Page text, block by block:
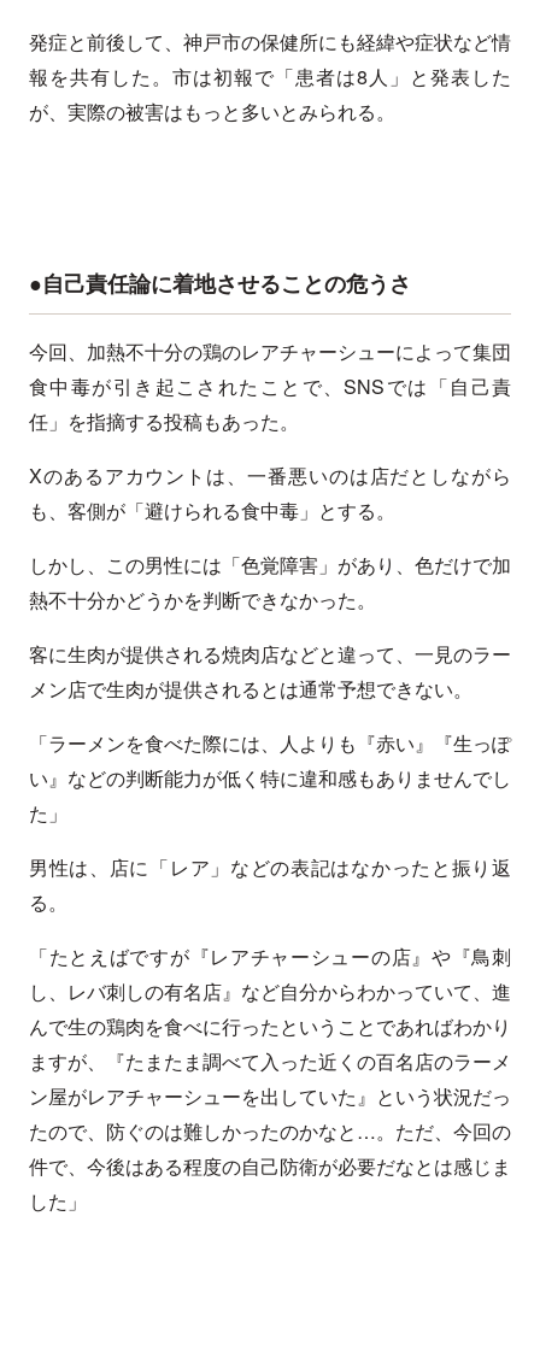
発症と前後して、神戸市の保健所にも経緯や症状など情
報を共有した。市は初報で「患者は8人」と発表した
が、実際の被害はもっと多いとみられる。
●自己責任論に着地させることの危うさ
今回、加熱不十分の鶏のレアチャーシューによって集団
食中毒が引き起こされたことで、SNSでは「自己責
任」を指摘する投稿もあった。
Xのあるアカウントは、一番悪いのは店だとしながら
も、客側が「避けられる食中毒」とする。
しかし、この男性には「色覚障害」があり、色だけで加
熱不十分かどうかを判断できなかった。
客に生肉が提供される焼肉店などと違って、一見のラー
メン店で生肉が提供されるとは通常予想できない。
「ラーメンを食べた際には、人よりも『赤い』『生っぽ
い』などの判断能力が低く特に違和感もありませんでし
た」
男性は、店に「レア」などの表記はなかったと振り返
る。
「たとえばですが『レアチャーシューの店』や『鳥刺
し、レバ刺しの有名店』など自分からわかっていて、進
んで生の鶏肉を食べに行ったということであればわかり
ますが、『たまたま調べて入った近くの百名店のラーメ
ン屋がレアチャーシューを出していた』という状況だっ
たので、防ぐのは難しかったのかなと…。ただ、今回の
件で、今後はある程度の自己防衛が必要だなとは感じま
した」